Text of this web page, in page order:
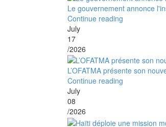
Le gouvernement annonce
Continue reading
July
17
/2026
L’OFATMA présente son
Continue reading
July
08
/2026